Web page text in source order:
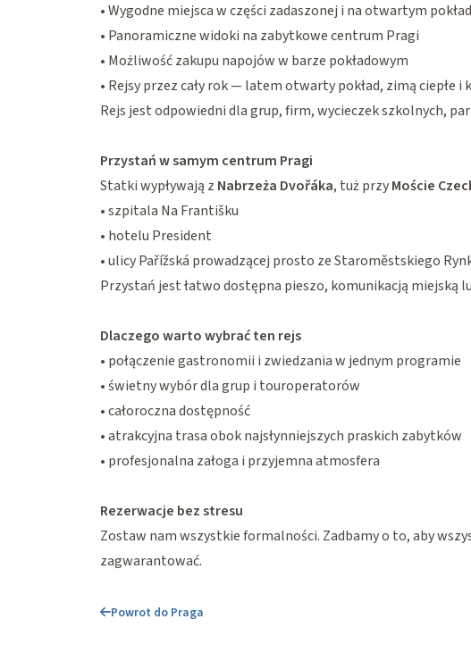
• Wygodne miejsca w części zadaszonej i na otwartym
• Panoramiczne widoki na zabytkowe centrum Pragi
• Możliwość zakupu napojów w barze pokładowym
• Rejsy przez cały rok — latem otwarty pokład, zimą ciepłe
Rejs jest odpowiedni dla grup, firm, wycieczek szkolnych,
Przystań w samym centrum Pragi
Statki wypływają z Nabrzeża Dvořáka, tuż przyMoście
• szpitala Na Františku
• hotelu President
• ulicy Pařížská prowadzącej prosto ze Staroměstskiego
Przystań jest łatwo dostępna pieszo, komunikacją miejską
Dlaczego warto wybrać ten rejs
• połączenie gastronomii i zwiedzania w jednym programie
• świetny wybór dla grup i touroperatorów
• całoroczna dostępność
• atrakcyjna trasa obok najsłynniejszych praskich zabytków
• profesjonalna załoga i przyjemna atmosfera
Rezerwacje bez stresu
Zostaw nam wszystkie formalności. Zadbamy o to, aby
zagwarantować.
Powrot do Praga